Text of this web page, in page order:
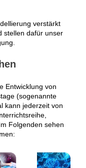
verstärkt
stellen dafür unser
Entwicklung von
(sogenannte
kann jederzeit von
Folgenden sehen